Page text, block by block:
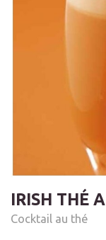
IRISH THÉ
Cocktail au thé